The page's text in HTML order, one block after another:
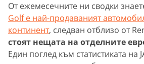
От ежемесечните ни сводки
Golf е най-продаваният
континент, следван отблизо от
стоят нещата на отделните
Един поглед към статистиката на